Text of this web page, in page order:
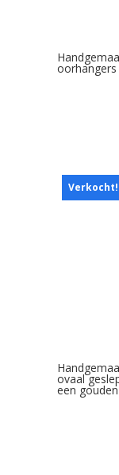
Verkocht!
ovaal
een